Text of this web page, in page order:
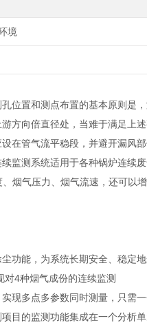
境
位置和测点布置的基本原则是
方向倍直径处，当难于满足上
在管气流平稳段，并避开漏风
监测系统适用于各种锅炉连续
烟气压力、烟气流速，还可以
功能，为系统长期安全、稳定
4种烟气成份的连续监测
现多点多参数同时测量，只需
目的监测功能集成在一个分析